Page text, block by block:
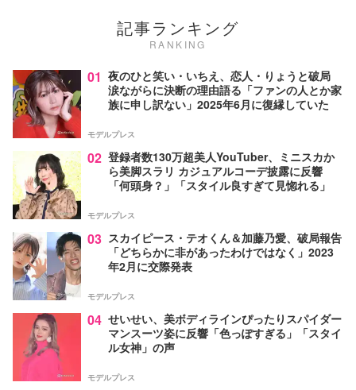
記事ランキング
RANKING
01 夜のひと笑い・いちえ、恋人・りょうと破局
涙ながらに決断の理由語る「ファンの人とか家
族に申し訳ない」2025年6月に復縁していた
モデルプレス
02 登録者数130万超美人YouTuber、ミニスカか
ら美脚スラリ カジュアルコーデ披露に反響
「何頭身？」「スタイル良すぎて見惚れる」
モデルプレス
03 スカイピース・テオくん＆加藤乃愛、破局報告
「どちらかに非があったわけではなく」2023
年2月に交際発表
モデルプレス
04 せいせい、美ボディラインぴったりスパイダー
マンスーツ姿に反響「色っぽすぎる」「スタイ
ル女神」の声
モデルプレス